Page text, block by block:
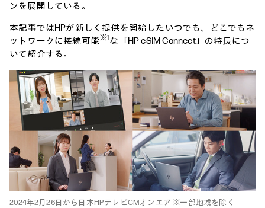
ンを展開している。
本記事ではHPが新しく提供を開始したいつでも、どこでもネ
ットワークに接続可能※1 な「HP eSIM Connect」の特長につ
いて紹介する。
2024年2月26日から日本HPテレビCMオンエア ※一部地域を除く